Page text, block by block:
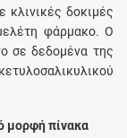
κλινικές δοκιμές
φάρμακο. Ο
σε δεδομένα της
μορφή πίνακα